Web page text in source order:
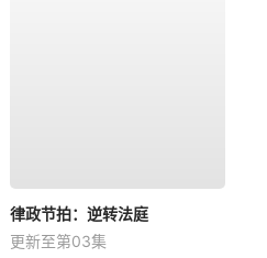
律政节拍：逆转法庭
更新至第03集